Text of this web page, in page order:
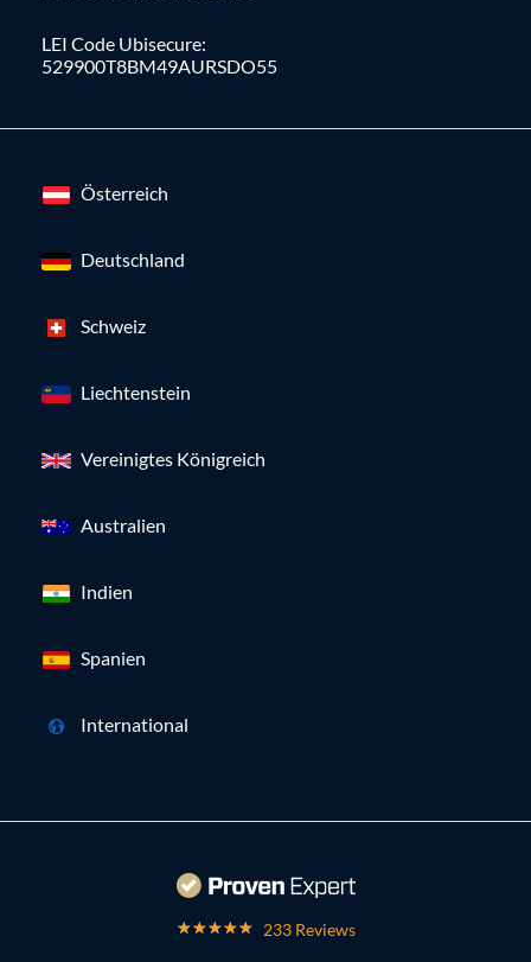
LEI Code Ubisecure:
529900T8BM49AURSDO55
Österreich
Deutschland
Schweiz
Liechtenstein
Vereinigtes Königreich
Australien
Indien
Spanien
International
233 Reviews